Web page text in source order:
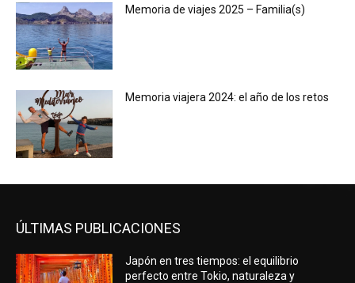
Memoria de viajes 2025 – Familia(s)
Memoria viajera 2024: el año de los retos
ÚLTIMAS PUBLICACIONES
Japón en tres tiempos: el equilibrio
perfecto entre Tokio, naturaleza y